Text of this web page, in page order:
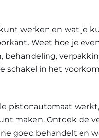
werken en wat je
Weet hoe je
behandeling,
schakel in het
pistonautomaat
maken. Ontdek de
goed behandelt en